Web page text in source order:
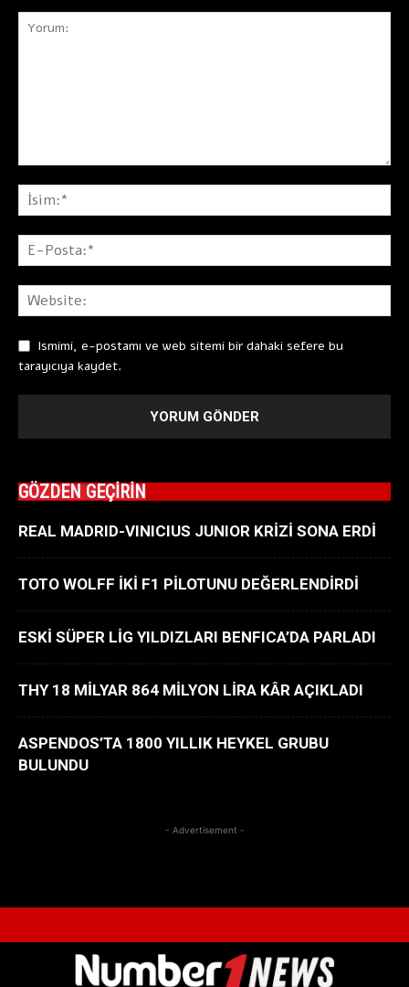
Ismimi, e-postamı ve web sitemi bir dahaki sefere bu
tarayıcıya kaydet.
GÖZDEN GEÇİRİN
REAL MADRID-VINICIUS JUNIOR KRİZİ SONA ERDİ
TOTO WOLFF İKİ F1 PİLOTUNU DEĞERLENDİRDİ
ESKİ SÜPER LİG YILDIZLARI BENFICA’DA PARLADI
THY 18 MİLYAR 864 MİLYON LİRA KÂR AÇIKLADI
ASPENDOS’TA 1800 YILLIK HEYKEL GRUBU
BULUNDU
- Advertisement -